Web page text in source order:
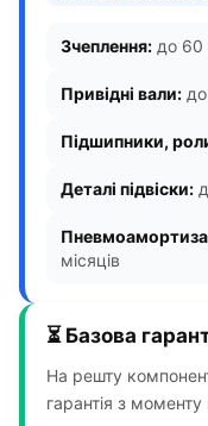
Зчеплення: до 60
Привідні вали:
Підшипники,
Деталі підвіски:
місяців
⏳ Базова
На решту
гарантія з